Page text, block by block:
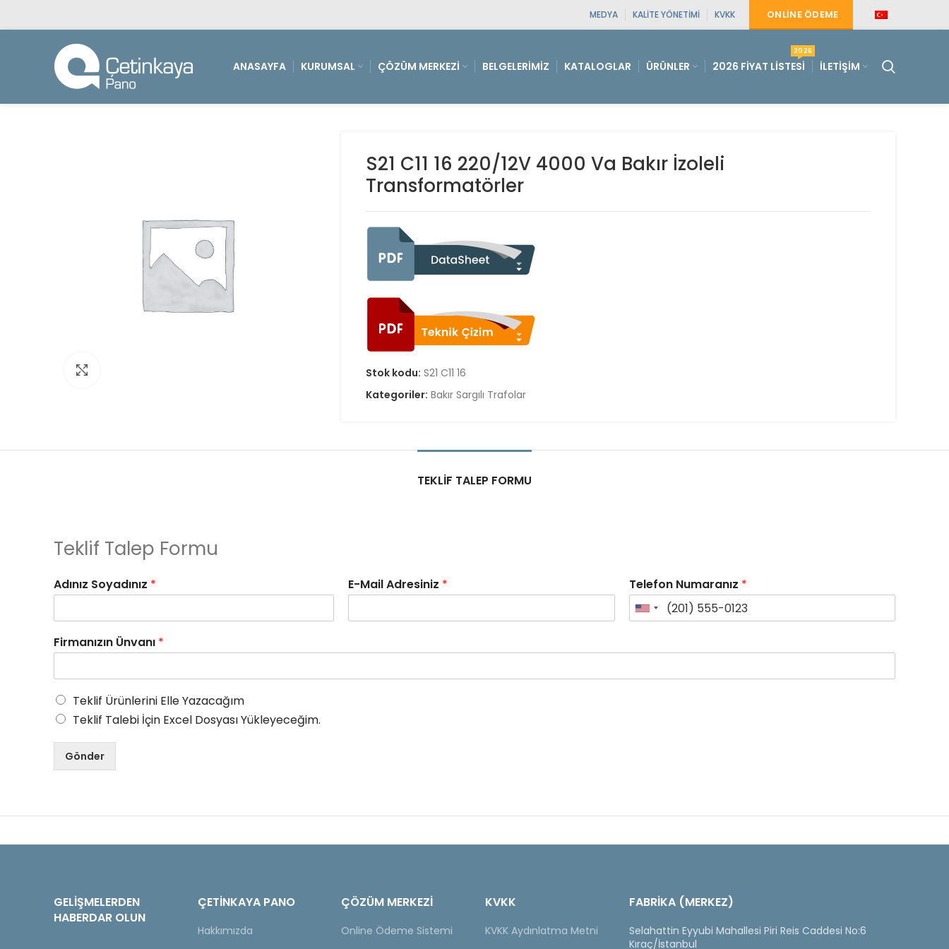
MEDYA KALITE YÖNETIMI KVKK ONLINE ÖDEME
ANASAYFA KURUMSAL ÇÖZÜM MERKEZI BELGELERIMIZ KATALOGLAR ÜRÜNLER 2026 FIYAT LISTESI
2026
İLETIŞIM
S21 C11 16 220/12V 4000 Va Bakır İzoleli
Transformatörler
Stok kodu: S21 C11 16
Kategoriler: Bakır Sargılı Trafolar
TEKLIF TALEP FORMU
Teklif Talep Formu
Adınız Soyadınız * E-Mail Adresiniz * Telefon Numaranız *
Firmanızın Ünvanı *
Teklif Ürünlerini Elle Yazacağım
Teklif Talebi İçin Excel Dosyası Yükleyeceğim.
Gönder
GELIŞMELERDEN
HABERDAR OLUN
ÇETINKAYA PANO
Hakkımızda
ÇÖZÜM MERKEZİ
Online Ödeme Sistemi
KVKK
KVKK Aydınlatma Metni
FABRİKA (MERKEZ)
Selahattin Eyyubi Mahallesi Piri Reis Caddesi No:6
Kıraç/İstanbul